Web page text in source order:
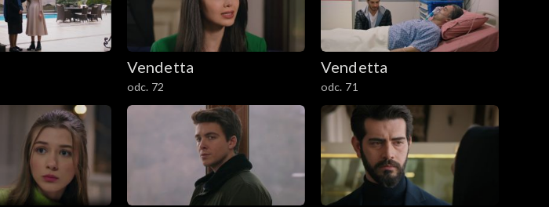
Vendetta
odc. 72
Vendetta
odc. 71